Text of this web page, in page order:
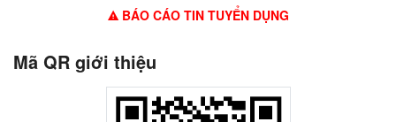
BÁO CÁO TIN TUYỂN DỤNG
Mã QR giới thiệu